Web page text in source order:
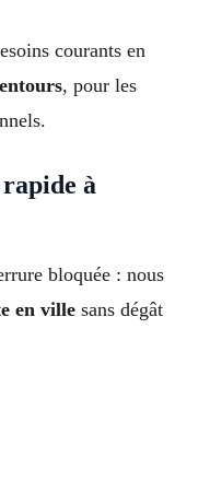
courants en
, pour les
à
bloquée : nous
en ville sans dégât